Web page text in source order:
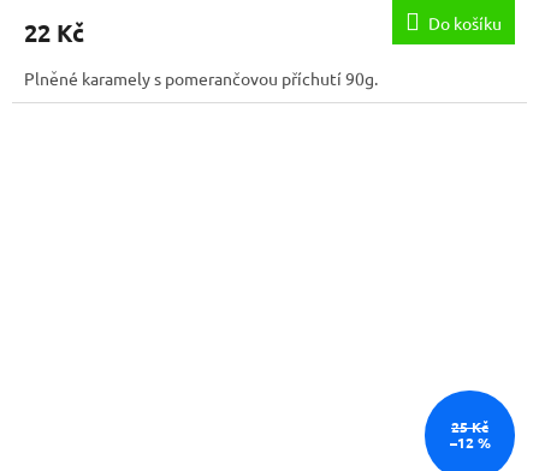
22 Kč Do košíku
Plněné karamely s pomerančovou příchutí 90g.
25 Kč
–12 %